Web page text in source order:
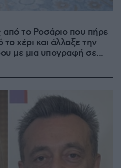
το Ροσάριο που πήρε
χέρι και άλλαξε την
με μια υπογραφή σε...